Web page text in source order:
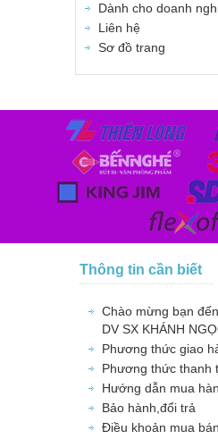
Dành cho doanh
Liên hệ
Sơ đồ trang
Thông tin cần biết
Chào mừng bạn
DV SX KHÁNH
Phương thức giao
Phương thức thanh
Hướng dẫn mua
Bảo hành,đổi trả
Điều khoản mua bán